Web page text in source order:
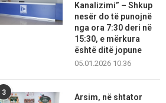
Kanalizimi” – Shkup
nesër do të punojnë
nga ora 7:30 deri në
15:30, e mërkura
është ditë jopune
05.01.2026 10:36
3
Arsim, në shtator